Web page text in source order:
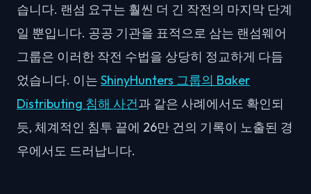
습니다. 랜섬 요구는 훨씬 더 긴 작전의 마지막 단계
일 뿐입니다. 공공 기관을 표적으로 삼는 랜섬웨어
그룹은 이러한 작전 수법을 상당히 정교하게 다듬
었습니다. 이는 ShinyHunters 그룹의 Baker
Distributing 침해 사건과 같은 사례에서도 확인되
듯, 체계적인 침투 끝에 26만 건의 기록이 노출된 경
우에서도 드러납니다.